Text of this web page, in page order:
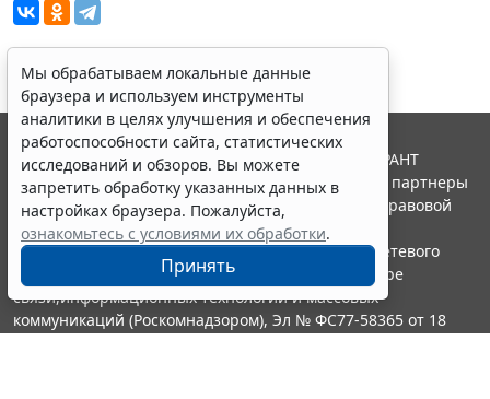
Мы обрабатываем локальные данные
браузера и используем инструменты
аналитики в целях улучшения и обеспечения
работоспособности сайта, статистических
исследований и обзоров. Вы можете
запретить обработку указанных данных в
настройках браузера. Пожалуйста,
ознакомьтесь с условиями их обработки.
Принять
© ООО "НПП "ГАРАНТ-СЕРВИС", 2026. Система ГАРАНТ
выпускается с 1990 года. Компания "Гарант" и ее партнеры
являются участниками Российской ассоциации правовой
информации ГАРАНТ.
Портал ГАРАНТ.РУ зарегистрирован в качестве сетевого
издания Федеральной службой по надзору в сфере
связи,информационных технологий и массовых
коммуникаций (Роскомнадзором), Эл № ФС77-58365 от 18